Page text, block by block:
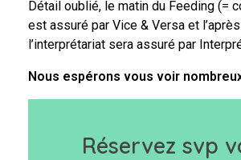
Détail oublié, le matin du Feeding (=
est assuré par Vice & Versa et
l’interprétariat sera assuré par
Nous espérons vous voir
Réservez svp